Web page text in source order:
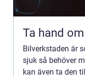
Ta hand
Bilverkstaden är
sjuk så behöver
kan även ta den